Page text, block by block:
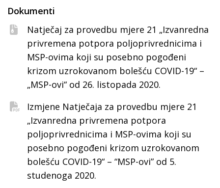
Dokumenti
Natječaj za provedbu mjere 21 „Izvanredna
privremena potpora poljoprivrednicima i
MSP-ovima koji su posebno pogođeni
krizom uzrokovanom bolešću COVID-19“ –
„MSP-ovi“ od 26. listopada 2020.
Izmjene Natječaja za provedbu mjere 21
„Izvanredna privremena potpora
poljoprivrednicima i MSP-ovima koji su
posebno pogođeni krizom uzrokovanom
bolešću COVID-19“ – “MSP-ovi” od 5.
studenoga 2020.